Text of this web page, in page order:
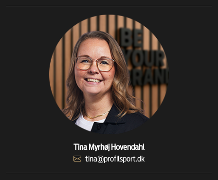
Tina Myrhøj Hovendahl
tina@profilsport.dk